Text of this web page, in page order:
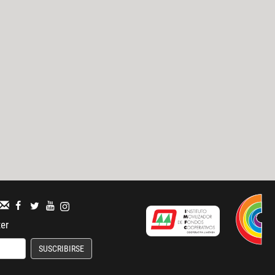
SUSCRIBIRSE